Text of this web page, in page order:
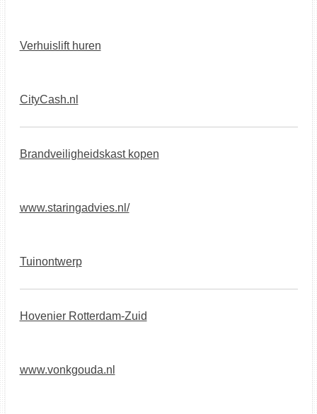
Verhuislift huren
CityCash.nl
Brandveiligheidskast kopen
www.staringadvies.nl/
Tuinontwerp
Hovenier Rotterdam-Zuid
www.vonkgouda.nl